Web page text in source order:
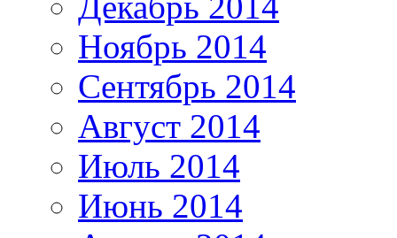
Ноябрь 2014
Сентябрь 2014
Август 2014
Июль 2014
Июнь 2014